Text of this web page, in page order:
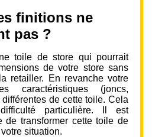
finitions ne
pas ?
toile de store qui pourrait
de votre store sans
retailler. En revanche votre
caractéristiques (joncs,
de cette toile. Cela
particulière. Il est
de transformer cette toile de
situation.